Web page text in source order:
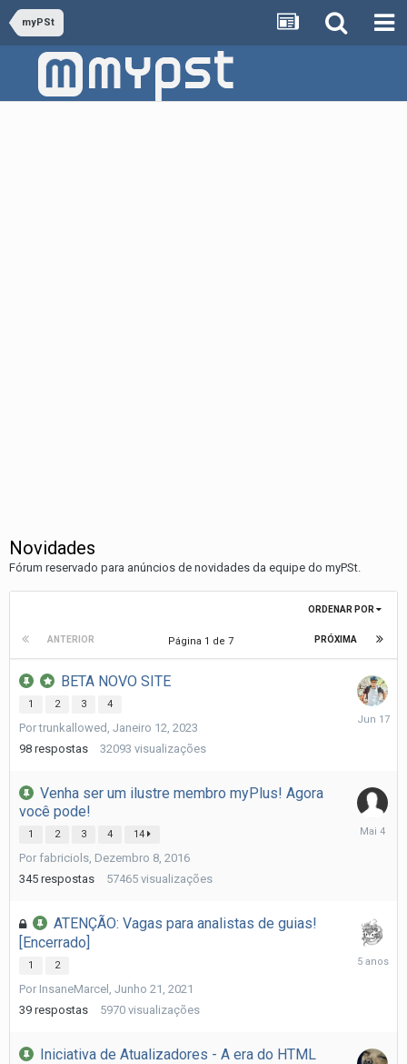
myPSt
Novidades
Fórum reservado para anúncios de novidades da equipe do myPSt.
ORDENAR POR
ANTERIOR PRÓXIMA
Página 1 de 7
BETA NOVO SITE
1 2 3 4
Portrunkallowed , Janeiro 12, 2023
98 respostas 32093 visualizações
Junho
Venha ser um ilustre membro myPlus! Agora
você pode!
1 2 3 4 14
Por fabriciols, Dezembro 8, 2016
345 respostas 57465 visualizações
Maio
ATENÇÃO: Vagas para analistas de guias!
[Encerrado]
1 2
Por InsaneMarcel , Junho 21, 2021
39 respostas 5970 visualizações
Julho
Iniciativa de Atualizadores - A era do HTML